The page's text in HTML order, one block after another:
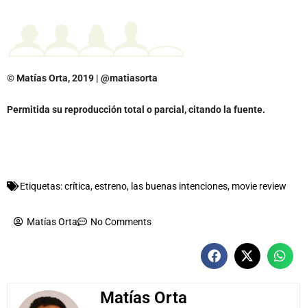
© Matías Orta, 2019 | @matiasorta
Permitida su reproducción total o parcial, citando la fuente.
Etiquetas:crítica,estreno, las buenas intenciones, movie review
Matías Orta No Comments
Matías Orta